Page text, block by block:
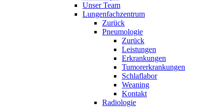
Unser Team
Lungenfachzentrum
Zurück
Pneumologie
Zurück
Leistungen
Erkrankungen
Tumorerkrankungen
Schlaflabor
Weaning
Kontakt
Radiologie